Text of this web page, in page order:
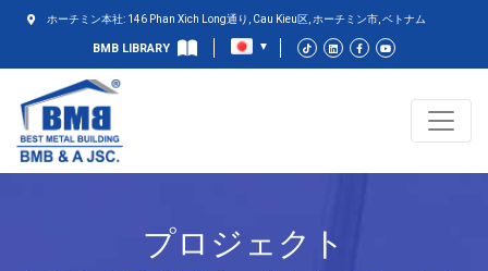
ホーチミン本社: 146 Phan Xich Long通り, Cau Kieu区, ホーチミン市, ベトナム
BMB LIBRARY
プロジェクト